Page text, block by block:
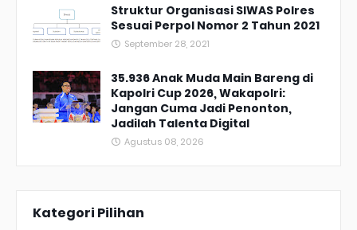
Struktur Organisasi SIWAS Polres
Sesuai Perpol Nomor 2 Tahun 2021
September 28, 2021
35.936 Anak Muda Main Bareng di
Kapolri Cup 2026, Wakapolri:
Jangan Cuma Jadi Penonton,
Jadilah Talenta Digital
Agustus 08, 2026
Kategori Pilihan